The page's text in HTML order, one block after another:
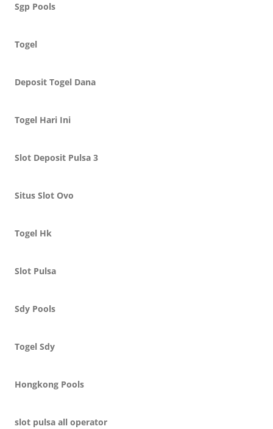
Sgp Pools
Togel
Deposit Togel Dana
Togel Hari Ini
Slot Deposit Pulsa 3
Situs Slot Ovo
Togel Hk
Slot Pulsa
Sdy Pools
Togel Sdy
Hongkong Pools
slot pulsa all operator